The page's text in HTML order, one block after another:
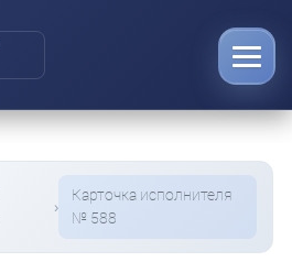
Карточка исполнителя
№ 588